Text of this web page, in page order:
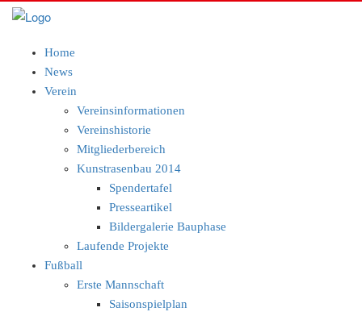
Home
News
Verein
Vereinsinformationen
Vereinshistorie
Mitgliederbereich
Kunstrasenbau 2014
Spendertafel
Presseartikel
Bildergalerie Bauphase
Laufende Projekte
Fußball
Erste Mannschaft
Saisonspielplan